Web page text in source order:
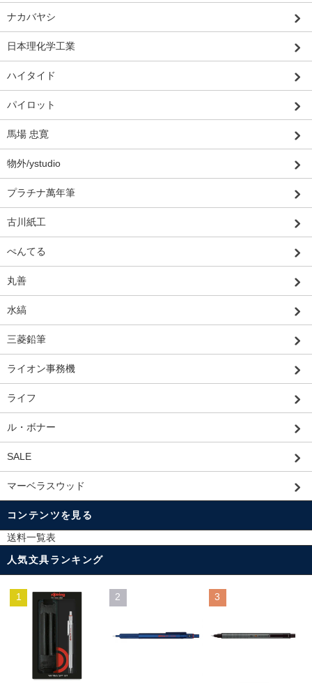
ナカバヤシ
日本理化学工業
ハイタイド
パイロット
馬場 忠寛
物外/ystudio
プラチナ萬年筆
古川紙工
ぺんてる
丸善
水縞
三菱鉛筆
ライオン事務機
ライフ
ル・ボナー
SALE
マーベラスウッド
コンテンツを見る
送料一覧表
人気文具ランキング
1 2 3